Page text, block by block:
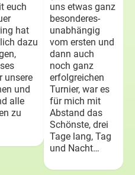
euch
hat
dazu
unsere
und
alle
zu
uns etwas ganz
besonderes-
unabhängig
vom ersten und
dann auch
noch ganz
erfolgreichen
Turnier, war es
für mich mit
Abstand das
Schönste, drei
Tage lang, Tag
und Nacht…